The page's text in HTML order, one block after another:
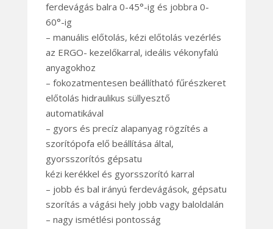
ferdevágás balra 0-45°-ig és jobbra 0-
60°-ig
– manuális előtolás, kézi előtolás vezérlés
az ERGO- kezelőkarral, ideális vékonyfalú
anyagokhoz
– fokozatmentesen beállítható fűrészkeret
előtolás hidraulikus süllyesztő
automatikával
– gyors és precíz alapanyag rögzítés a
szorítópofa elő beállítása által,
gyorsszorítós gépsatu
kézi kerékkel és gyorsszorító karral
– jobb és bal irányú ferdevágások, gépsatu
szorítás a vágási hely jobb vagy baloldalán
– nagy ismétlési pontosság